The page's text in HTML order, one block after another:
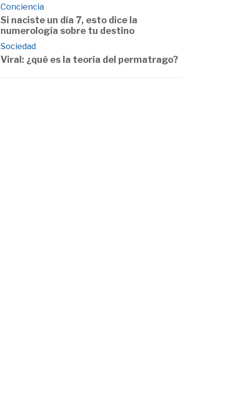
Conciencia
Si naciste un día 7, esto dice la
numerología sobre tu destino
Sociedad
Viral: ¿qué es la teoría del permatrago?